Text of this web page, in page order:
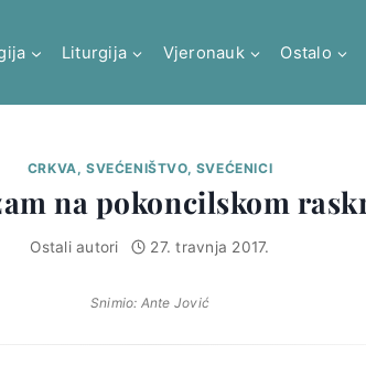
Liturgija Vjeronauk Ostalo
CRKVA, SVEĆENIŠTVO, SVEĆENICI
na pokoncilskom
Ostali autori 27. travnja 2017.
Snimio: Ante Jović